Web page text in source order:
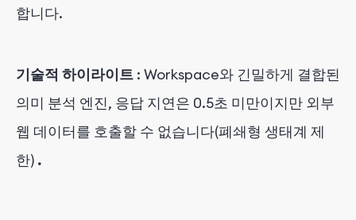
합니다.
기술적 하이라이트 : Workspace와 긴밀하게 결합된
의미 분석 엔진, 응답 지연은 0.5초 미만이지만 외부
웹 데이터를 호출할 수 없습니다(폐쇄형 생태계 제
한) .